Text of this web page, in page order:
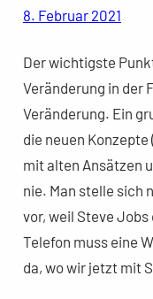
8. Februar 2021
Der wichtigste
Veränderung in der
Veränderung. Ein
die neuen Konzepte
mit alten Ansätzen
nie. Man stelle sich
vor, weil Steve Jobs
Telefon muss eine
da, wo wir jetzt mit